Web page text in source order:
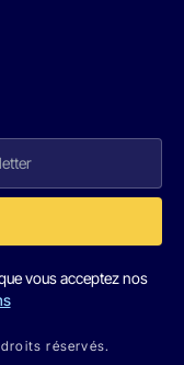
vous acceptez nos
réservés.